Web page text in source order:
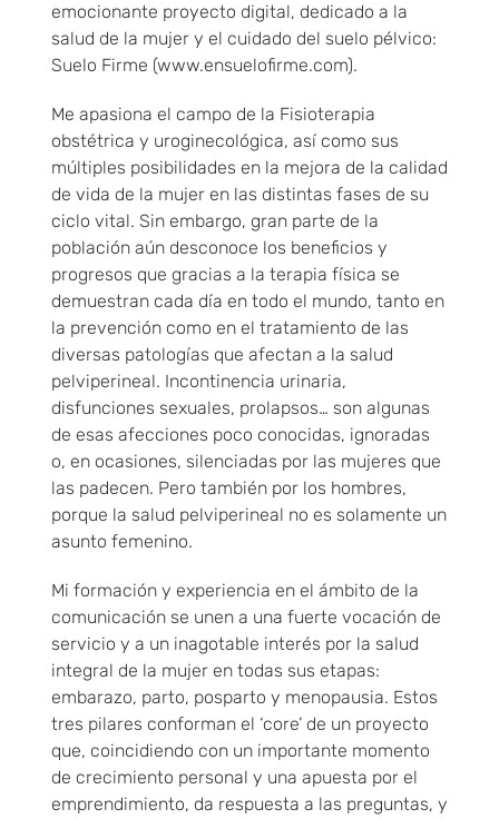
emocionante proyecto digital, dedicado a la
salud de la mujer y el cuidado del suelo pélvico:
Suelo Firme (www.ensuelofirme.com).
Me apasiona el campo de la Fisioterapia
obstétrica y uroginecológica, así como sus
múltiples posibilidades en la mejora de la calidad
de vida de la mujer en las distintas fases de su
ciclo vital. Sin embargo, gran parte de la
población aún desconoce los beneficios y
progresos que gracias a la terapia física se
demuestran cada día en todo el mundo, tanto en
la prevención como en el tratamiento de las
diversas patologías que afectan a la salud
pelviperineal. Incontinencia urinaria,
disfunciones sexuales, prolapsos… son algunas
de esas afecciones poco conocidas, ignoradas
o, en ocasiones, silenciadas por las mujeres que
las padecen. Pero también por los hombres,
porque la salud pelviperineal no es solamente un
asunto femenino.
Mi formación y experiencia en el ámbito de la
comunicación se unen a una fuerte vocación de
servicio y a un inagotable interés por la salud
integral de la mujer en todas sus etapas:
embarazo, parto, posparto y menopausia. Estos
tres pilares conforman el ‘core’ de un proyecto
que, coincidiendo con un importante momento
de crecimiento personal y una apuesta por el
emprendimiento, da respuesta a las preguntas, y